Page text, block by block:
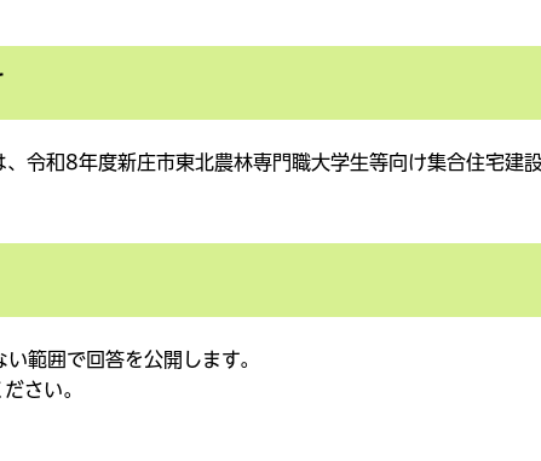
令和8年度新庄市東北農林専門職大学生等向け集合住宅建
範囲で回答を公開します。
さい。